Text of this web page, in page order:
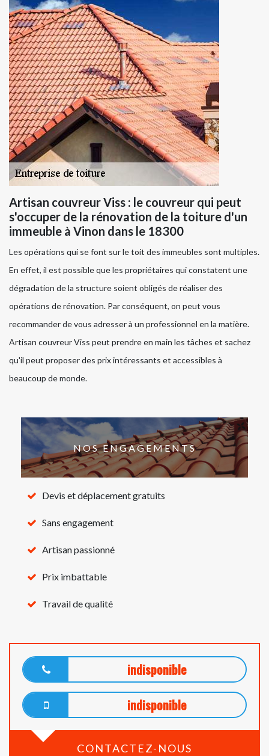
Artisan couvreur Viss : le couvreur qui peut
s'occuper de la rénovation de la toiture d'un
immeuble à Vinon dans le 18300
Les opérations qui se font sur le toit des immeubles sont multiples.
En effet, il est possible que les propriétaires qui constatent une
dégradation de la structure soient obligés de réaliser des
opérations de rénovation. Par conséquent, on peut vous
recommander de vous adresser à un professionnel en la matière.
Artisan couvreur Viss peut prendre en main les tâches et sachez
qu'il peut proposer des prix intéressants et accessibles à
beaucoup de monde.
NOS ENGAGEMENTS
Devis et déplacement gratuits
Sans engagement
Artisan passionné
Prix imbattable
Travail de qualité
indisponible
indisponible
CONTACTEZ-NOUS